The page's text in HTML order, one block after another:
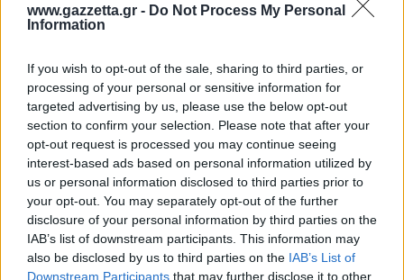
www.gazzetta.gr - Do Not Process My Personal
Information
If you wish to opt-out of the sale, sharing to third parties, or
processing of your personal or sensitive information for
targeted advertising by us, please use the below opt-out
section to confirm your selection. Please note that after your
opt-out request is processed you may continue seeing
interest-based ads based on personal information utilized by
us or personal information disclosed to third parties prior to
your opt-out. You may separately opt-out of the further
disclosure of your personal information by third parties on the
IAB’s list of downstream participants. This information may
also be disclosed by us to third parties on the IAB’s List of
Downstream Participants that may further disclose it to other
Bundesliga
Εθνική Ελλάδος
Μουντιάλ 2026
Wyscout Analysis
Ευρώπη
Κόσμος
EuroCup
Basketaki
Eurobasket
CEV Cup
Challenge Cup
Κολύμβηση
Ιστιοπλοΐα
Κωπηλασία
Ξιφασκία
Σκοποβολή
Πάλη
Τάε κβον ντο
Τζούντο
Τεχνολογία
Υγεία
Showbiz
Παναγιώτης Δαλαταριώφ
Αντώνης Καλκαβούρας
Αντώνης Καρπετόπουλος
Δημήτρης Κατσιώνης
Γιώργος Κούβαρης
Κώστας Νικολακόπουλος
Γιάννης Πάλλας
Νίκος Παπαδογιάννης
Γιώργος Σακελλαρίου
GMotion WRC
ΑΘΛΗΤΙΚΕΣ ΜΕΤΑΔΟΣΕΙΣ
GWOMEN
ΑΘΛΗΤΙΚΗ ΗΧΩ
ΕΚΠΟΜΠΕΣ
GALACTICOS BY INTERWETTEN
GAZZ FLOOR BY NOVIBET
POLE POSITION BY ALLWYN
OLD SCHOOL
ΟΜΑΔΕΣ
ΑΕΚ
PODCASTS
ΣΠΛΙΤ
GAZZETTA ACTS
Περιγραφή Στατιστικά
Ολοκληρώθηκε
Άλμ
Μον
1
21
30
2
14
25
3
32
24
4
26
Μον
Ολοκληρωση κανονικης διαρκειας